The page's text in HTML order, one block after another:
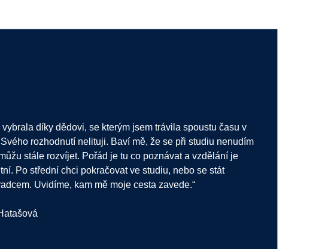
vybrala díky dědovi, se kterým jsem trávila spoustu času v
rozhodnutí nelituji. Baví mě, že se při studiu nenudím
stále rozvíjet. Pořád je tu co poznávat a vzdělání je
Po střední chci pokračovat ve studiu, nebo se stát
Uvidíme, kam mě moje cesta zavede.“